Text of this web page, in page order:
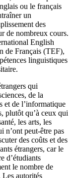
ou le français
un
des
de nombreux cours.
English
de Français (TEF),
linguistiques
qui
de la
et de l’informatique
plutôt qu’à ceux qui
les arts, les
n’ont peut-être pas
des coûts et des
étrangers, car le
d’étudiants
le nombre de
Les autorités